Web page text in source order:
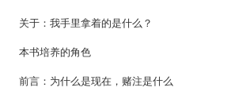
关于：我手里拿着的是什么？
本书培养的角色
前言：为什么是现在，赌注是什么